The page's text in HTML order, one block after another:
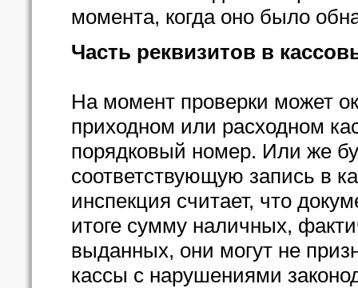
момента, когда оно было
Часть реквизитов в
На момент проверки может
приходном или расходном
порядковый номер. Или же
соответствующую запись в
инспекция считает, что
итоге сумму наличных,
выданных, они могут не
кассы с нарушениями